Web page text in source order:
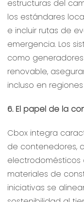
estructuras del
los estándares
e incluir rutas de
emergencia. Los
como
renovable,
incluso en
6. El papel de la
Cbox integra
de contenedores,
materiales de
iniciativas se